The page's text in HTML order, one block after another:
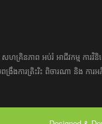
សហគ្រិន​ភាព អប់រំ ​​អាជីវកម្ម​ ​កា
ង​ការ​ត្រិះរិះ ពិចារណា​ ​និង ​ការ